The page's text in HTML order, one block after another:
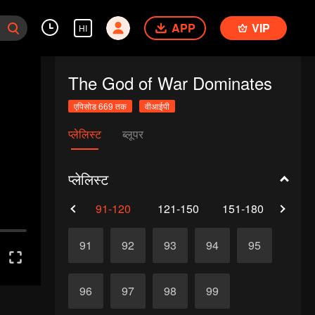
HI APP VIP
The God of War Dominates
एपिसोड 669 तक वीआईपी
प्लेलिस्ट ब्लूपर
प्लेलिस्ट
91-120 121-150 151-180
91 92 93 94 95
96 97 98 99